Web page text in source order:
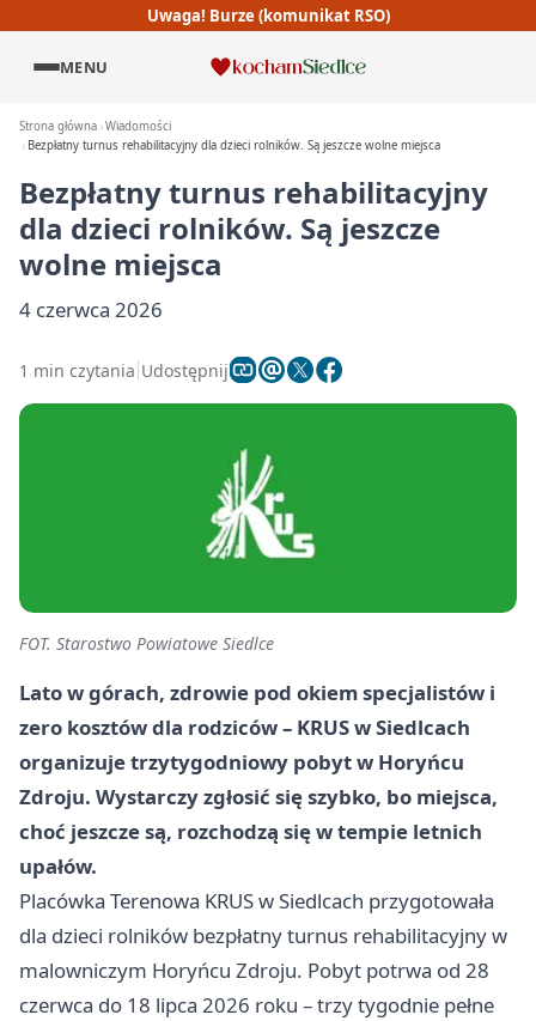
Uwaga! Burze (komunikat RSO)
MENU
Strona główna Wiadomości
Bezpłatny turnus rehabilitacyjny dla dzieci rolników. Są jeszcze wolne miejsca
Bezpłatny turnus rehabilitacyjny
dla dzieci rolników. Są jeszcze
wolne miejsca
4 czerwca 2026
1 min czytania Udostępnij
FOT. Starostwo Powiatowe Siedlce
Lato w górach, zdrowie pod okiem specjalistów i
zero kosztów dla rodziców – KRUS w Siedlcach
organizuje trzytygodniowy pobyt w Horyńcu
Zdroju. Wystarczy zgłosić się szybko, bo miejsca,
choć jeszcze są, rozchodzą się w tempie letnich
upałów.
Placówka Terenowa KRUS w Siedlcach przygotowała
dla dzieci rolników bezpłatny turnus rehabilitacyjny w
malowniczym Horyńcu Zdroju. Pobyt potrwa od 28
czerwca do 18 lipca 2026 roku – trzy tygodnie pełne